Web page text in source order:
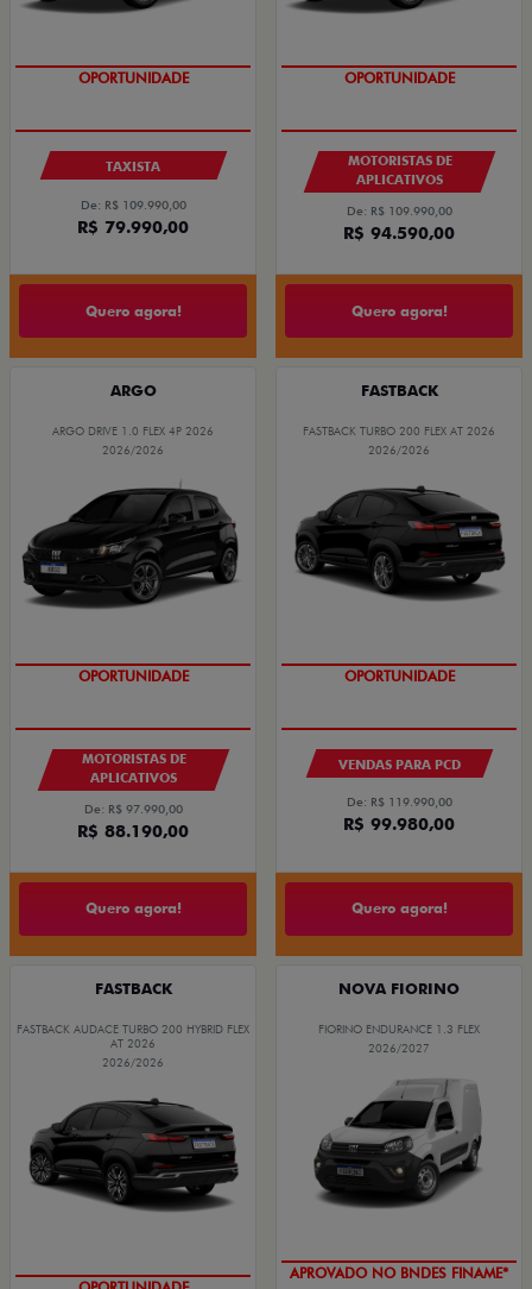
OPORTUNIDADE
TAXISTA
De: R$ 109.990,00
R$ 79.990,00
Quero agora!
OPORTUNIDADE
MOTORISTAS DE
APLICATIVOS
De: R$ 109.990,00
R$ 94.590,00
Quero agora!
ARGO
ARGO DRIVE 1.0 FLEX 4P 2026
2026/2026
OPORTUNIDADE
MOTORISTAS DE
APLICATIVOS
De: R$ 97.990,00
R$ 88.190,00
Quero agora!
FASTBACK
FASTBACK TURBO 200 FLEX AT 2026
2026/2026
OPORTUNIDADE
VENDAS PARA PCD
De: R$ 119.990,00
R$ 99.980,00
Quero agora!
FASTBACK
FASTBACK AUDACE TURBO 200 HYBRID FLEX
AT 2026
2026/2026
NOVA FIORINO
FIORINO ENDURANCE 1.3 FLEX
2026/2027
APROVADO NO BNDES FINAME*